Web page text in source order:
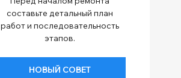
составьте детальный план
работ и последовательность
этапов.
НОВЫЙ СОВЕТ